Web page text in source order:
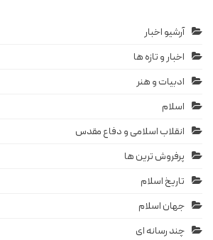
آرشیو اخبار
اخبار و تازه ها
ادبیات و هنر
اسلام
انقلاب اسلامی و دفاع مقدس
پرفروش ترین ها
تاریخ اسلام
جهان اسلام
چند رسانه ای